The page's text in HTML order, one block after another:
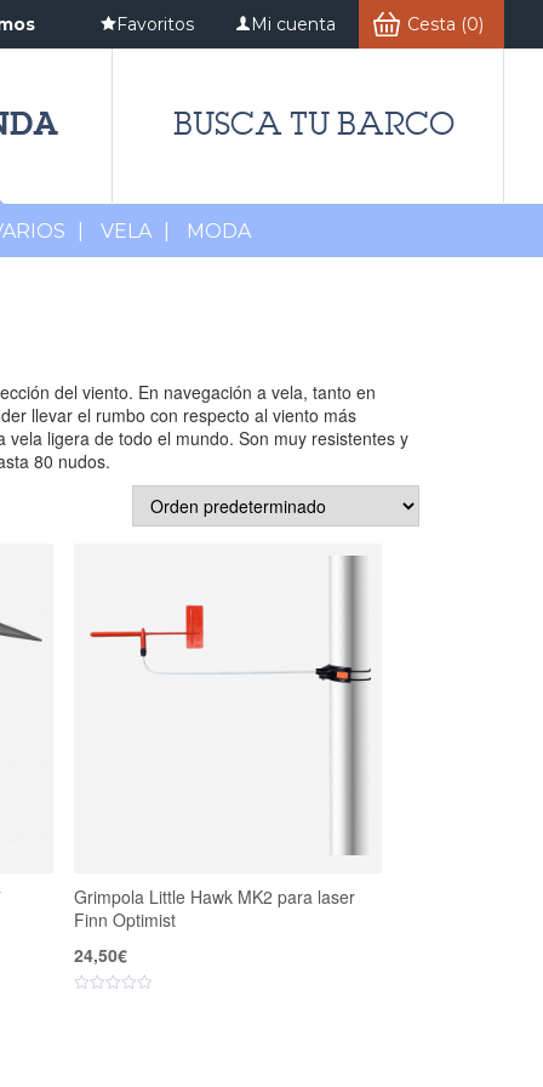
Favoritos Mi cuenta Cesta (0)
BUSCA TU BARCO
VELA MODA
del viento. En navegación a vela, tanto en
llevar el rumbo con respecto al viento más
ligera de todo el mundo. Son muy resistentes y
80 nudos.
Grimpola Little Hawk MK2 para laser
Finn Optimist
24,50€